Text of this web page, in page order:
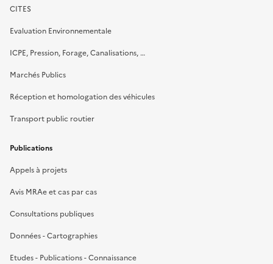
CITES
Evaluation Environnementale
ICPE, Pression, Forage, Canalisations, …
Marchés Publics
Réception et homologation des véhicules
Transport public routier
Publications
Appels à projets
Avis MRAe et cas par cas
Consultations publiques
Données - Cartographies
Etudes - Publications - Connaissance